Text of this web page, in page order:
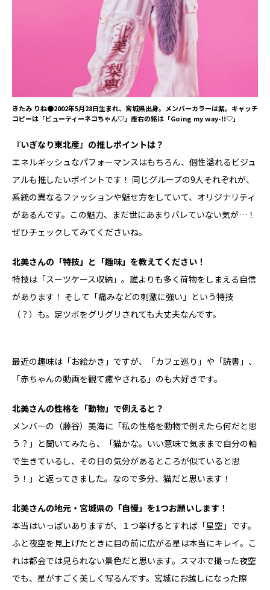
きたみ りね●2002年5月28日生まれ、宮城県出身。メンバーカラーは紫。キャッチ
コピーは「ビューティーネコちゃん♡」座右の銘は「Going my way-!!♡」
――『いぎなり東北産』の推しポイントは？
エネルギッシュなパフォーマンスはもちろん、個性溢れるビジュ
アルも推したいポイントです！ 同じグループの9人それぞれが、
系統の異なるファッションや魅せ方をしていて、オリジナリティ
があるんです。この魅力、まだ世にあまりバレていない気が…！
ぜひチェックしてみてくださいね。
――北美さんの「特技」と「趣味」を教えてください！
特技は「スーツケース収納」。誰よりも多く荷物をしまえる自信
があります！ そして「痛みなどの刺激に強い」という特技
（？）も。足ツボをグリグリされても大丈夫なんです。
最近の趣味は「お絵かき」ですが、「カフェ巡り」や「読書」、
「赤ちゃんの動画を観て癒やされる」のも大好きです。
――北美さんの性格を「動物」で例えると？
メンバーの（藤谷）美海に「私の性格を動物で例えたら何だと思
う？」と聞いてみたら、「猫かな。いい意味で気ままで自分の軸
で生きているし、その日の気分があるところが似ていると思
う！」と返ってきました。なので多分、猫だと思います！
――北美さんの地元・宮城県の「自慢」を1つお願いします！
本当はいっぱいありますが、１つ挙げるとすれば「星空」です。
ふと夜空を見上げたときに目の前に広がる星は本当にキレイ。こ
れは都会では見られない景色だと思います。スマホで撮った夜空
でも、星がすごく美しく写るんです。宮城にお越しになった際